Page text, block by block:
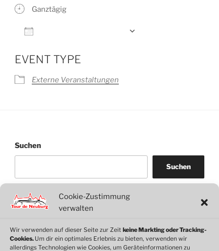
Cookie-Zustimmung
verwalten
Wir verwenden auf dieser Seite zur Zeit keine Markting oder Tracking-
Cookies. Um dir ein optimales Erlebnis zu bieten, verwenden wir
allerdings Technologien wie Cookies, um Geräteinformationen zu
Ganztägig
EVENT TYPE
Externe Veranstaltungen
Suchen
Suchen
WordPress
WhatsApp
Facebook
Link
© 2026 Motorclub Neuburg e.V.